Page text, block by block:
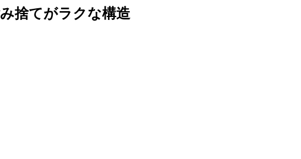
捨てがラクな構造